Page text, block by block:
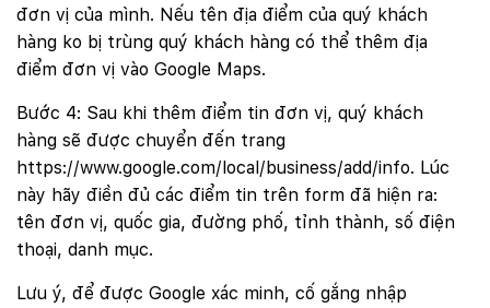
đơn vị của mình. Nếu tên địa điểm của quý khách
hàng ko bị trùng quý khách hàng có thể thêm địa
điểm đơn vị vào Google Maps.
Bước 4: Sau khi thêm điểm tin đơn vị, quý khách
hàng sẽ được chuyển đến trang
https://www.google.com/local/business/add/info. Lúc
này hãy điền đủ các điểm tin trên form đã hiện ra:
tên đơn vị, quốc gia, đường phố, tỉnh thành, số điện
thoại, danh mục.
Lưu ý, để được Google xác minh, cố gắng nhập